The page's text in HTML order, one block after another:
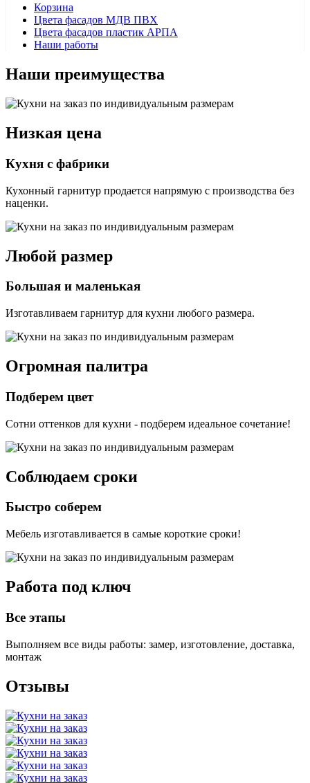
Корзина
Цвета фасадов МДВ ПВХ
Цвета фасадов пластик АРПА
Наши работы
Наши преимущества
Низкая цена
Кухня с фабрики
Кухонный гарнитур продается напрямую с производства без
наценки.
Любой размер
Большая и маленькая
Изготавливаем гарнитур для кухни любого размера.
Огромная палитра
Подберем цвет
Сотни оттенков для кухни - подберем идеальное сочетание!
Соблюдаем сроки
Быстро соберем
Мебель изготавливается в самые короткие сроки!
Работа под ключ
Все этапы
Выполняем все виды работы: замер, изготовление, доставка,
монтаж
Отзывы